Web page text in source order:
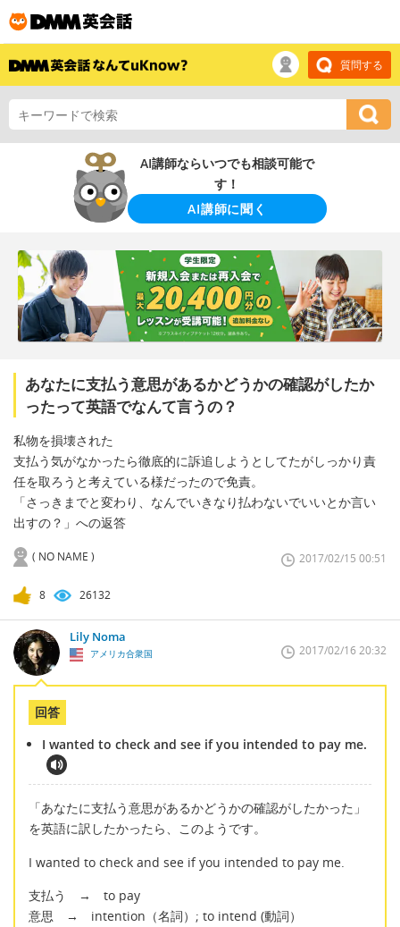
質問する
AI講師ならいつでも相談可能で
す！
AI講師に聞く
あなたに支払う意思があるかどうかの確認がしたか
ったって英語でなんて言うの？
私物を損壊された
支払う気がなかったら徹底的に訴追しようとしてたがしっかり責
任を取ろうと考えている様だったので免責。
「さっきまでと変わり、なんでいきなり払わないでいいとか言い
出すの？」への返答
( NO NAME ) 2017/02/15 00:51
8 26132
Lily Noma
アメリカ合衆国 2017/02/16 20:32
回答
I wanted to check and see if you intended to pay me.
「あなたに支払う意思があるかどうかの確認がしたかった」
を英語に訳したかったら、このようです。
I wanted to check and see if you intended to pay me.
支払う → to pay
意思 → intention（名詞）; to intend (動詞）